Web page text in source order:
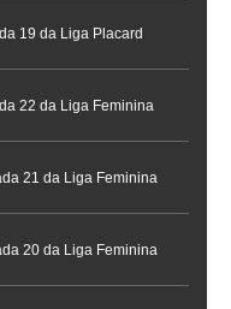
19 da Liga Placard
22 da Liga Feminina
21 da Liga Feminina
20 da Liga Feminina